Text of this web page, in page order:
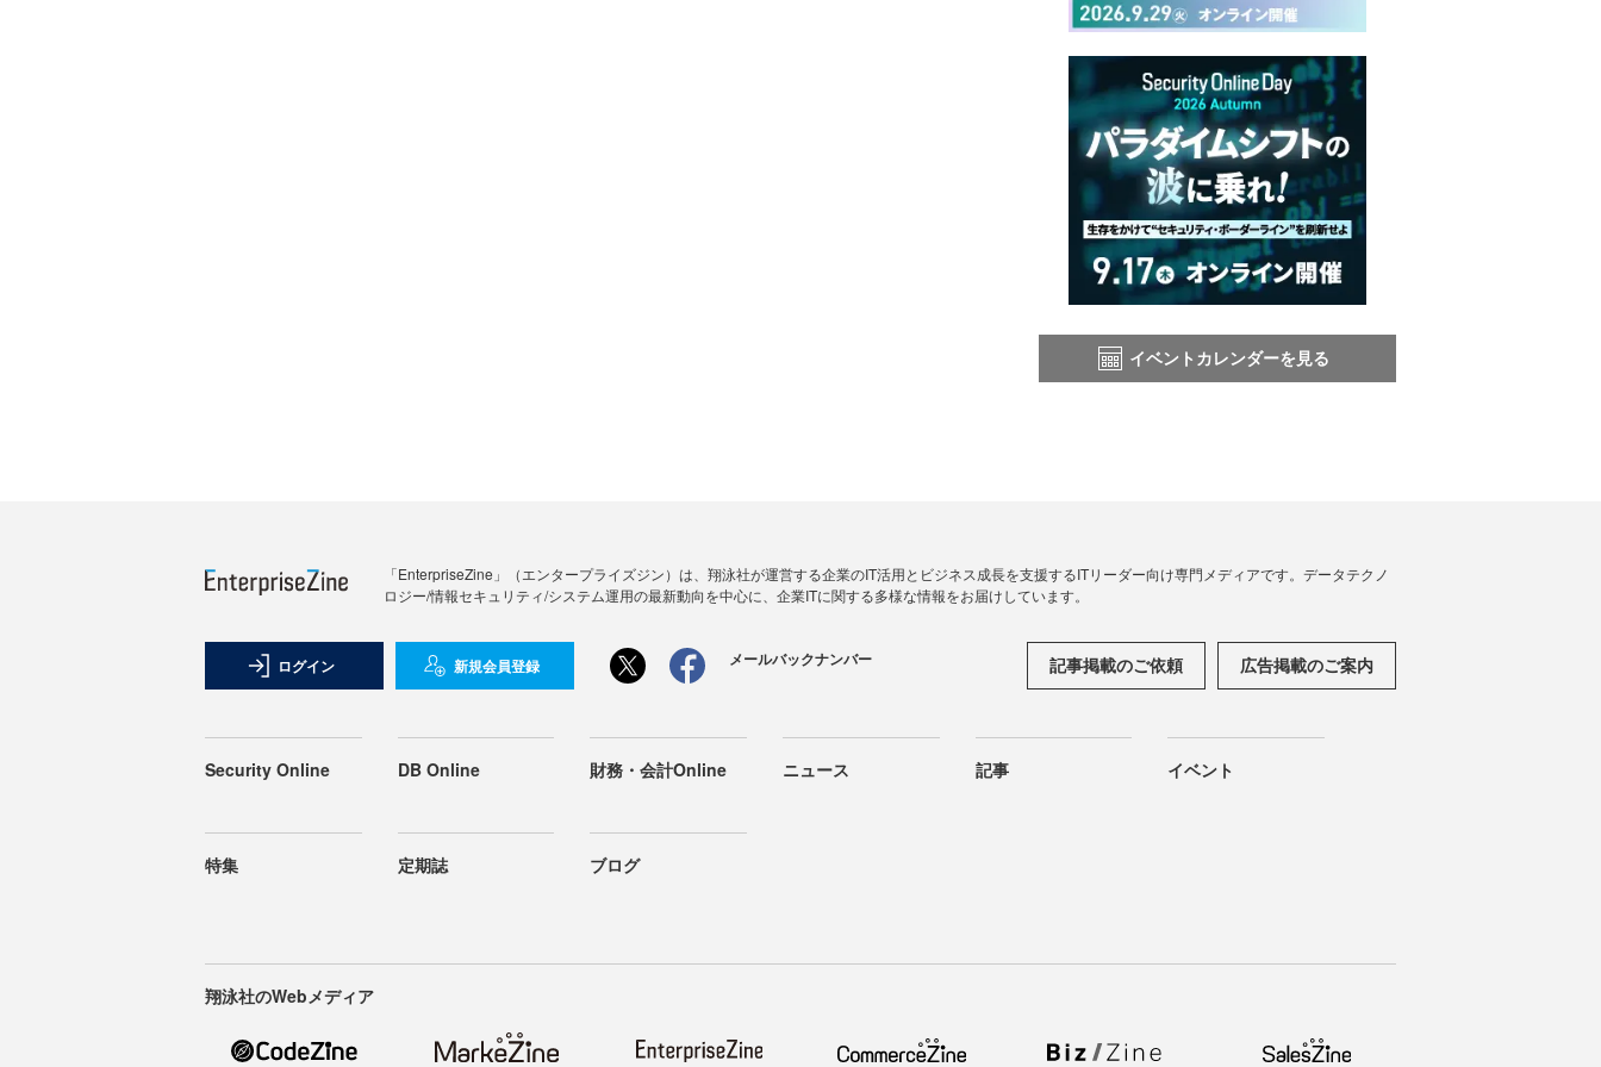
イベントカレンダーを見る
「EnterpriseZine」（エンタープライズジン）は、翔泳社が運営する企業のIT活用とビジネス成長を支援するITリーダー向け専門メディアです。データテクノ
ロジー/情報セキュリティ/システム運用の最新動向を中心に、企業ITに関する多様な情報をお届けしています。
ログイン 新規会員登録 メールバックナンバー 記事掲載のご依頼 広告掲載のご案内
Security Online DB Online 財務・会計Online ニュース 記事 イベント
特集 定期誌 ブログ
翔泳社のWebメディア